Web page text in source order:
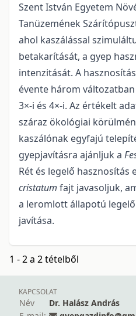
Szent István Egyetem
Tanüzemének
ahol kaszálással
betakarítását, a gyep
intenzitását. A
évente három
3×-i és 4×-i. Az értékelt
száraz ökológiai
kaszálónak egyfajú
gyepjavításra ajánljuk a
Rét és legelő hasznosítás
cristatum fajt javasoljuk,
a leromlott állapotú
javítása.
1 - 2 a 2 tételből
KAPCSOLAT
Név
Dr. Halász András